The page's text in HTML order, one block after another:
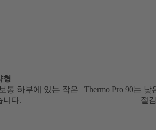
형
통 하부에 있는 작은
니다.
Thermo Pro 90는
절